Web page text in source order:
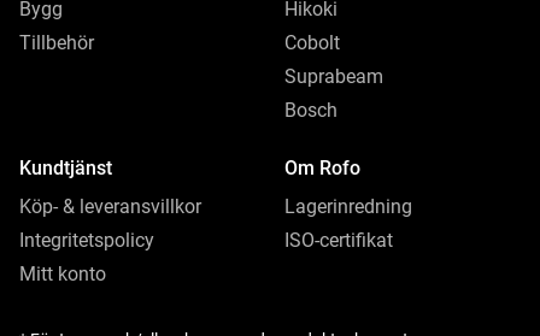
Bygg
Tillbehör
Hikoki
Cobolt
Suprabeam
Bosch
Kundtjänst
Köp- & leveransvillkor
Integritetspolicy
Mitt konto
Om Rofo
Lagerinredning
ISO-certifikat